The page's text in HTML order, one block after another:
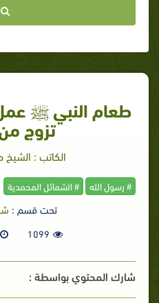
طعام النبي ﷺ
تزوج
الكاتب :
# رسول الله # الشمائل المحمدية
تحت قسم :
1099
شارك المحتوي بواسطة :